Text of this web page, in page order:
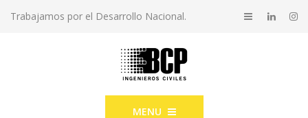
Trabajamos por el Desarrollo Nacional.
MENU